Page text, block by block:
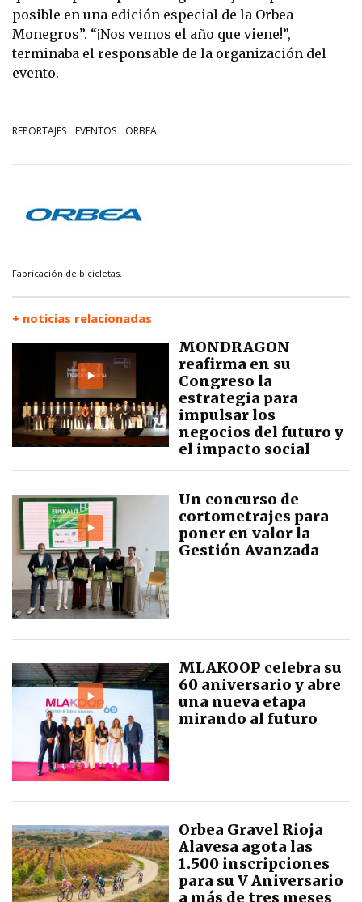
posible en una edición especial de la Orbea
Monegros”. “¡Nos vemos el año que viene!”,
terminaba el responsable de la organización del
evento.
REPORTAJES EVENTOS ORBEA
Fabricación de bicicletas.
+ noticias relacionadas
MONDRAGON
reafirma en su
Congreso la
estrategia para
impulsar los
negocios del futuro y
el impacto social
Un concurso de
cortometrajes para
poner en valor la
Gestión Avanzada
MLAKOOP celebra su
60 aniversario y abre
una nueva etapa
mirando al futuro
Orbea Gravel Rioja
Alavesa agota las
1.500 inscripciones
para su V Aniversario
a más de tres meses